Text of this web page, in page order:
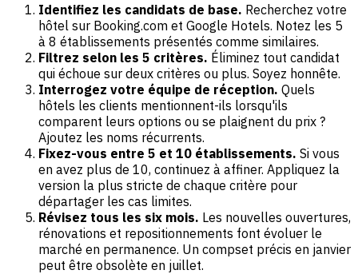
Identifiez les candidats de base. Recherchez votre
hôtel sur Booking.com et Google Hotels. Notez les 5
à 8 établissements présentés comme similaires.
Filtrez selon les 5 critères. Éliminez tout candidat
qui échoue sur deux critères ou plus. Soyez honnête.
Interrogez votre équipe de réception. Quels
hôtels les clients mentionnent-ils lorsqu'ils
comparent leurs options ou se plaignent du prix ?
Ajoutez les noms récurrents.
Fixez-vous entre 5 et 10 établissements. Si vous
en avez plus de 10, continuez à affiner. Appliquez la
version la plus stricte de chaque critère pour
départager les cas limites.
Révisez tous les six mois. Les nouvelles ouvertures,
rénovations et repositionnements font évoluer le
marché en permanence. Un compset précis en janvier
peut être obsolète en juillet.